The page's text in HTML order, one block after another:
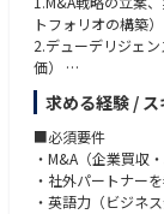
・人に答えを求め
・交友関係を広げ
・厳しい環境にあ
・人に対して真摯
・「心の豊かさ」を
・素直に、吸収し
トフォリオの構築）​
​​2.デューデリジェ
価）​
​​3.投資後の企業成
​​4.投資先企業との連
と実行​
​​5.海外企業を中心
開発​
​​6.外部パートナー
求める経験 / ス
■必須要件
・M&A（企業買収
・社外パートナー
・英語力（ビジネ